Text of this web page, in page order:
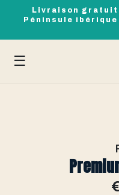
Livraison
Péninsule ibérique
☰